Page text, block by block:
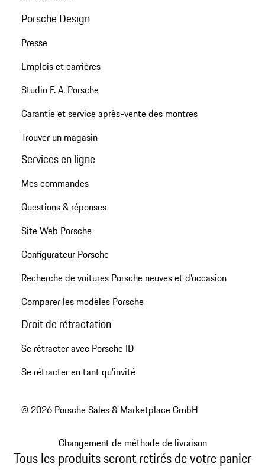
Porsche Design
Presse
Emplois et carrières
Studio F. A. Porsche
Garantie et service après-vente des montres
Trouver un magasin
Services en ligne
Mes commandes
Questions & réponses
Site Web Porsche
Configurateur Porsche
Recherche de voitures Porsche neuves et d'occasion
Comparer les modèles Porsche
Droit de rétractation
Se rétracter avec Porsche ID
Se rétracter en tant qu’invité
© 2026 Porsche Sales & Marketplace GmbH
Changement de méthode de livraison
Tous les produits seront retirés de votre panier